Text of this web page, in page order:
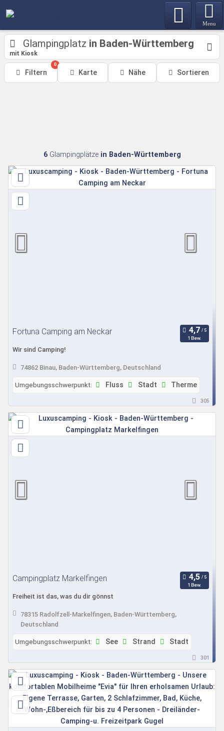
Menu
Glampingplatz in Baden-Württemberg
mit Kiosk
Filtern
0
Karte Nähe Sortieren
6Glampingplätze in Baden-Württemberg
Fortuna Camping am Neckar
1 Bew.
Wir sind Camping!
74862 Binau, Baden-Württemberg, Deutschland
Umgebungsschwerpunkt: Fluss Stadt Therme
305
Campingplatz Markelfingen
1 Bew.
Freiheit ist das, was du dir gönnst
78315 Radolfzell-Markelfingen, Baden-Württemberg,
Deutschland
Umgebungsschwerpunkt: See Strand Stadt
301